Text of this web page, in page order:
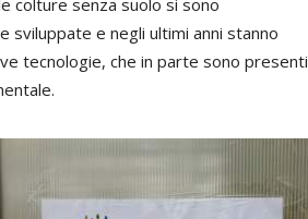
colture senza suolo si sono
sviluppate e negli ultimi anni stanno
tecnologie, che in parte sono presenti